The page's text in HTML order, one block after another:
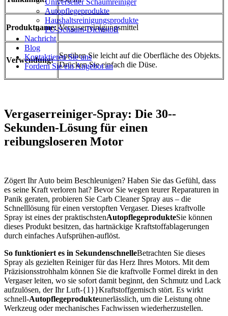
Universeller Schaumreiniger
Autopflegeprodukte
Haushaltsreinigungsprodukte
PU-Schaum-Dichtstoff
Nachricht
Blog
Kontaktieren Sie uns
Fordern Sie ein Angebot an
Produktname: Vergaserreinigungsmittel
Verwendung:
Sprühen Sie leicht auf die Oberfläche des Objekts.
Drücken Sie einfach die Düse.
Vergaserreiniger-Spray: Die 30--
Sekunden-Lösung für einen
reibungsloseren Motor
Zögert Ihr Auto beim Beschleunigen? Haben Sie das Gefühl, dass
es seine Kraft verloren hat? Bevor Sie wegen teurer Reparaturen in
Panik geraten, probieren Sie Carb Cleaner Spray aus – die
Schnelllösung für einen verstopften Vergaser. Dieses kraftvolle
Spray ist eines der praktischstenAutopflegeprodukteSie können
dieses Produkt besitzen, das hartnäckige Kraftstoffablagerungen
durch einfaches Aufsprühen-auflöst.
So funktioniert es in SekundenschnelleBetrachten Sie dieses
Spray als gezielten Reiniger für das Herz Ihres Motors. Mit dem
Präzisionsstrohhalm können Sie die kraftvolle Formel direkt in den
Vergaser leiten, wo sie sofort damit beginnt, den Schmutz und Lack
aufzulösen, der Ihr Luft-{1}}Kraftstoffgemisch stört. Es wirkt
schnell-Autopflegeprodukteunerlässlich, um die Leistung ohne
Werkzeug oder mechanisches Fachwissen wiederherzustellen.